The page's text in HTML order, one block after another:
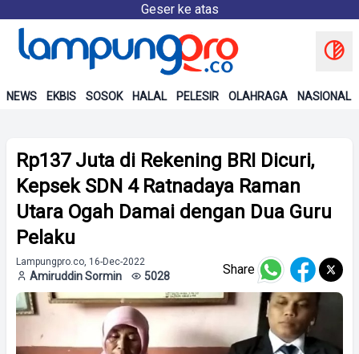
Geser ke atas
NEWS EKBIS SOSOK HALAL PELESIR OLAHRAGA NASIONAL
Rp137 Juta di Rekening BRI Dicuri,
Kepsek SDN 4 Ratnadaya Raman
Utara Ogah Damai dengan Dua Guru
Pelaku
Lampungpro.co, 16-Dec-2022
Amiruddin Sormin 5028 Share